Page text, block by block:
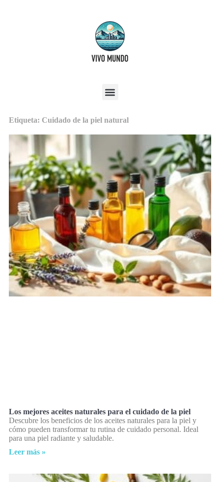
Etiqueta: Cuidado de la piel natural
Los mejores aceites naturales para el cuidado de la piel
Descubre los beneficios de los aceites naturales para la piel y
cómo pueden transformar tu rutina de cuidado personal. Ideal
para una piel radiante y saludable.
Leer más »